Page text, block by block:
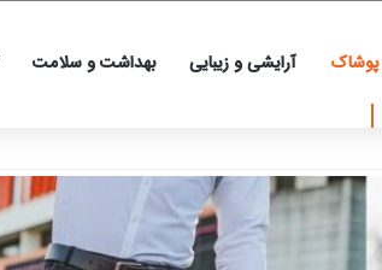
آرایشی و زیبایی بهداشت و سلامت